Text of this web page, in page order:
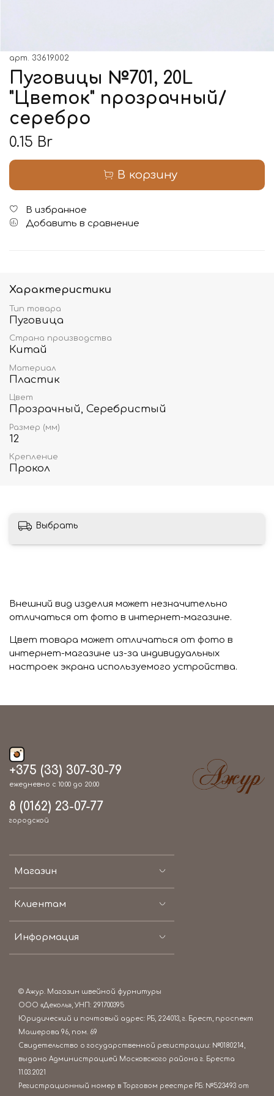
арт. 33619.002
Пуговицы №701, 20L
"Цветок" прозрачный/
серебро
0.15 Br
В корзину
В избранное
Добавить в сравнение
Характеристики
Тип товара
Пуговица
Страна производства
Китай
Материал
Пластик
Цвет
Прозрачный, Серебристый
Размер (мм)
12
Крепление
Прокол
Выбрать
Внешний вид изделия может незначительно
отличаться от фото в интернет-магазине.
Цвет товара может отличаться от фото в
интернет-магазине из-за индивидуальных
настроек экрана используемого устройства.
Магазин
Клиентам
Информация
+375 (33) 307-30-79
ежедневно с 10:00 до 20:00
8 (0162) 23-07-77
городской
© Ажур. Магазин швейной фурнитуры
ООО «Деколь», УНП: 291700395
Юридический и почтовый адрес: РБ, 224013, г. Брест, проспект
Машерова 96, пом. 69
Свидетельство о государственной регистрации: №0180214,
выдано Администрацией Московского района г. Бреста
11.03.2021
Регистрационный номер в Торговом реестре РБ: №523493 от